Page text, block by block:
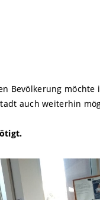
Bevölkerung möchte
auch weiterhin